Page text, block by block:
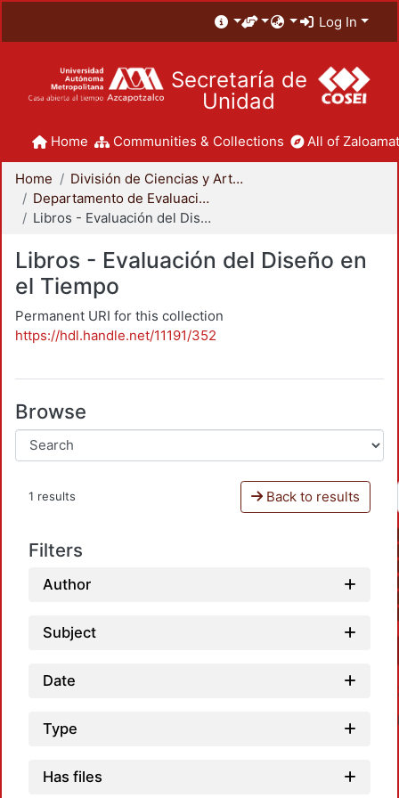
Log In
Secretaría de
Unidad
Home Communities & Collections All of
Home
División de Ciencias y Artes para el Diseño
Departamento de Evaluación del Diseño en el Tiempo
Libros - Evaluación del Diseño en el Tiempo
Libros - Evaluación del Diseño en
el Tiempo
Permanent URI for this collection
https://hdl.handle.net/11191/352
Browse
1 results Back to results
Filters
Author
Subject
Date
Type
Has files